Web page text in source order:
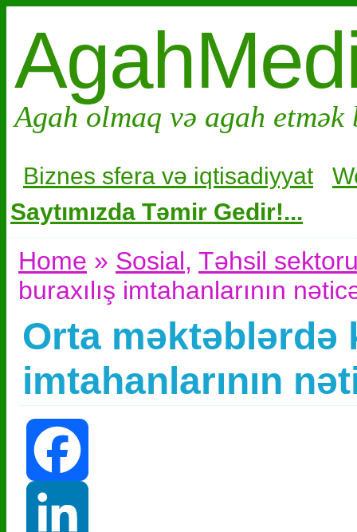
Agah olmaq və agah
Biznes sfera və iqtisadiyyat
Saytımızda Təmir Gedir!...
Home » Sosial, Təhsil
buraxılış imtahanlarının
Orta məktəblərdə
imtahanlarının
Facebook